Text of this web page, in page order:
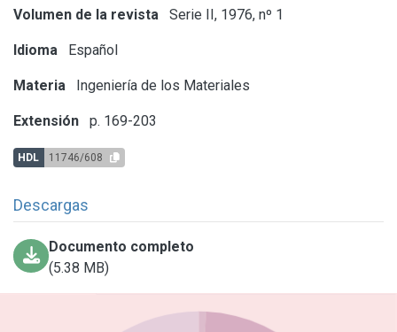
Volumen de la revista Serie II, 1976, nº 1
Idioma Español
Materia Ingeniería de los Materiales
Extensión p. 169-203
HDL 11746/608
Descargas
Documento completo
(5.38 MB)